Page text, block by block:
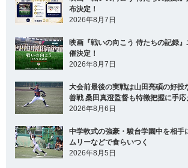
布決定！
2026年8月7日
映画『戦いの向こう 侍たちの記録
催決定！
2026年8月7日
大会前最後の実戦は山田亮碩の好投
善戦 桑田真澄監督も特徴把握に手応
2026年8月6日
中学軟式の強豪・駿台学園中を相手
ムリーなどで食らいつく
2026年8月5日